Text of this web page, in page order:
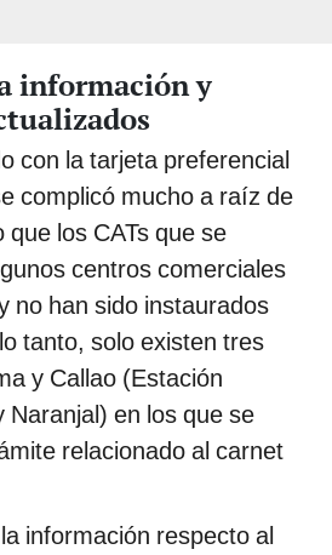
información y
con la tarjeta preferencial
complicó mucho a raíz de
los CATs que se
centros comerciales
no han sido instaurados
tanto, solo existen tres
y Callao (Estación
Naranjal) en los que se
relacionado al carnet
información respecto al